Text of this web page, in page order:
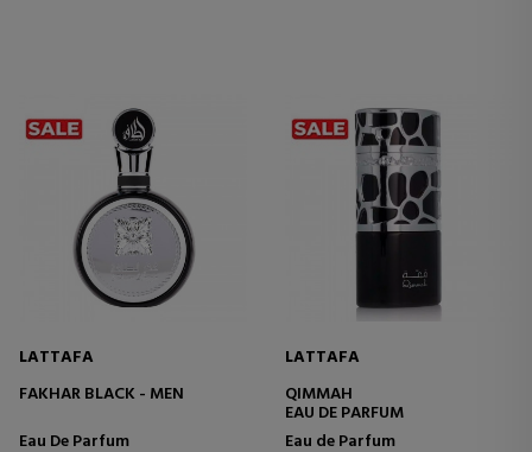
LATTAFA
FAKHAR BLACK - MEN
Eau De Parfum
LATTAFA
QIMMAH
EAU DE PARFUM
Eau de Parfum